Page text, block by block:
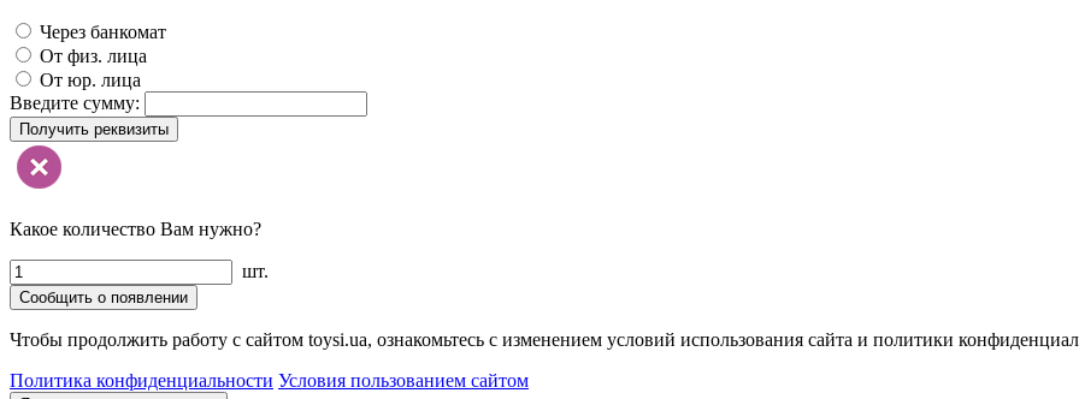
Через банкомат
От физ. лица
От юр. лица
Введите сумму:
Получить реквизиты
Какое количество Вам нужно?
шт.
Сообщить о появлении
Чтобы продолжить работу с сайтом toysi.ua, ознакомьтесь с изменением условий использования сайта и политики
Политика конфиденциальности Условия пользованием сайтом